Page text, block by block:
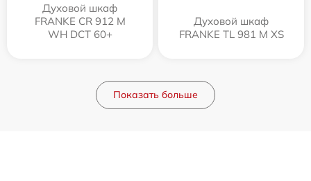
Духовой шкаф
FRANKE CR 912 M
WH DCT 60+
Духовой шкаф
FRANKE TL 981 M XS
Показать больше